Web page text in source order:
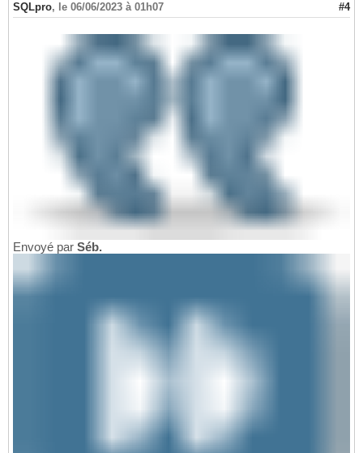
SQLpro, le 06/06/2023 à 01h07 #4
Envoyé par Séb.